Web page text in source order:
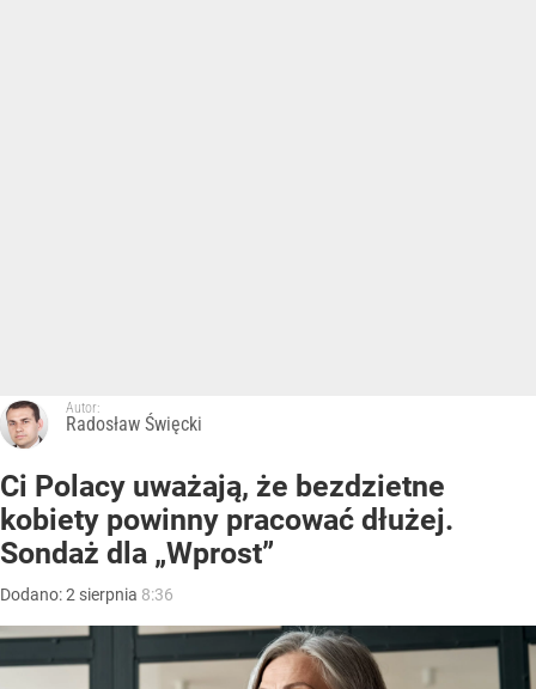
Autor:
Radosław Święcki
Ci Polacy uważają, że bezdzietne
kobiety powinny pracować dłużej.
Sondaż dla „Wprost”
Dodano:2 sierpnia 8:36